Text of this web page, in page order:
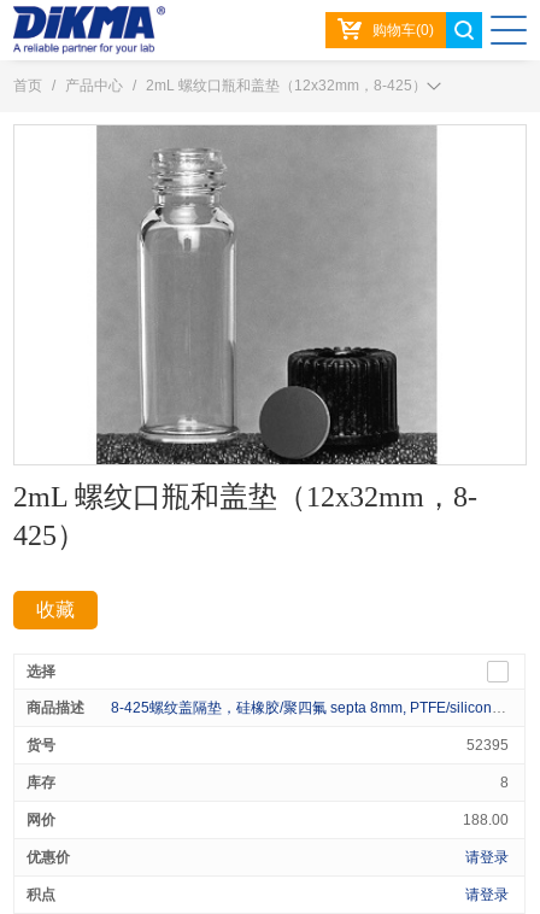
购物车(0)
首页 / 产品中心 / 2mL 螺纹口瓶和盖垫（12x32mm，8-425）
2mL 螺纹口瓶和盖垫（12x32mm，8-
425）
收藏
8-425螺纹盖隔垫，硅橡胶/聚四氟 septa 8mm, PTFE/silicone 100/pk
52395
8
188.00
请登录
请登录